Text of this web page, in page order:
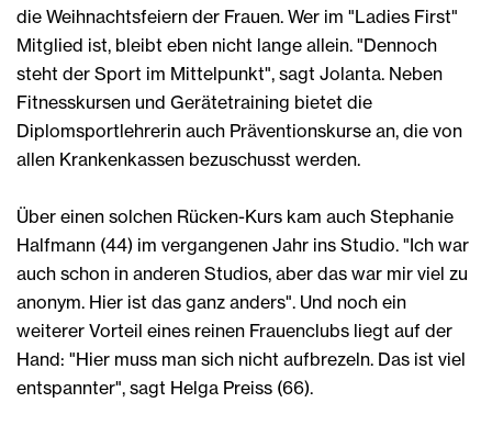
die Weihnachtsfeiern der Frauen. Wer im "Ladies First"
Mitglied ist, bleibt eben nicht lange allein. "Dennoch
steht der Sport im Mittelpunkt", sagt Jolanta. Neben
Fitnesskursen und Gerätetraining bietet die
Diplomsportlehrerin auch Präventionskurse an, die von
allen Krankenkassen bezuschusst werden.
Über einen solchen Rücken-Kurs kam auch Stephanie
Halfmann (44) im vergangenen Jahr ins Studio. "Ich war
auch schon in anderen Studios, aber das war mir viel zu
anonym. Hier ist das ganz anders". Und noch ein
weiterer Vorteil eines reinen Frauenclubs liegt auf der
Hand: "Hier muss man sich nicht aufbrezeln. Das ist viel
entspannter", sagt Helga Preiss (66).